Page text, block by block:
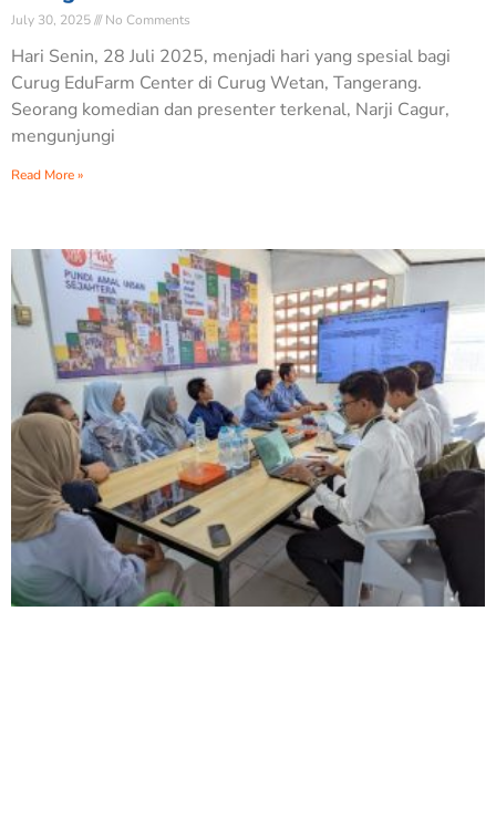
July 30, 2025 No Comments
Hari Senin, 28 Juli 2025, menjadi hari yang spesial bagi
Curug EduFarm Center di Curug Wetan, Tangerang.
Seorang komedian dan presenter terkenal, Narji Cagur,
mengunjungi
Read More »